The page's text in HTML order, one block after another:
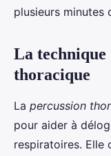
plusieurs minutes
La technique
thoracique
La percussion
pour aider à
respiratoires. Elle